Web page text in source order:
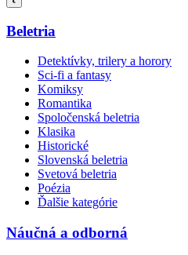
Beletria
Detektívky, trilery a horory
Sci-fi a fantasy
Komiksy
Romantika
Spoločenská beletria
Klasika
Historické
Slovenská beletria
Svetová beletria
Poézia
Ďalšie kategórie
Náučná a odborná